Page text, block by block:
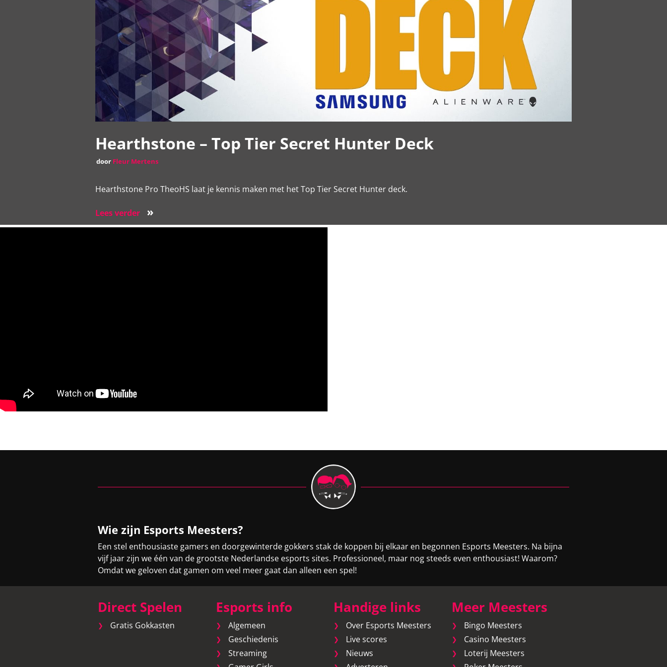
Hearthstone – Top Tier Secret Hunter Deck
door Fleur Mertens
Hearthstone Pro TheoHS laat je kennis maken met het Top Tier Secret Hunter deck.
Lees verder »
Wie zijn Esports Meesters?
Een stel enthousiaste gamers en doorgewinterde gokkers stak de koppen bij elkaar en begonnen Esports Meesters. Na bijna
vijf jaar zijn we één van de grootste Nederlandse esports sites. Professioneel, maar nog steeds even enthousiast! Waarom?
Omdat we geloven dat gamen om veel meer gaat dan alleen een spel!
Direct Spelen
Gratis Gokkasten
Esports info
Algemeen
Geschiedenis
Streaming
Handige links
Over Esports Meesters
Live scores
Nieuws
Meer Meesters
Bingo Meesters
Casino Meesters
Loterij Meesters